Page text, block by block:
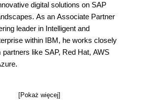
digital solutions on SAP
As an Associate Partner
leader in Intelligent and
within IBM, he works closely
like SAP, Red Hat, AWS
[Pokaż więcej]